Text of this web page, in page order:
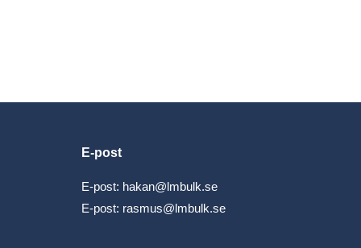
E-post
E-post: hakan@lmbulk.se
E-post: rasmus@lmbulk.se